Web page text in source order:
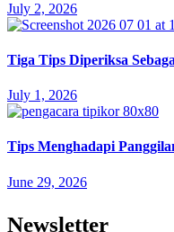
July 2, 2026
Tiga Tips Diperiksa
July 1, 2026
Tips Menghadapi
June 29, 2026
Newsletter